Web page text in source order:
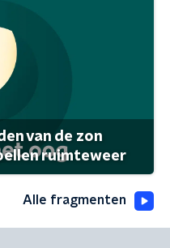
van de zon
ruimteweer
Alle fragmenten